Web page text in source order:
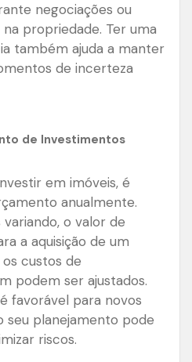
negociações ou
propriedade. Ter uma
também ajuda a manter
de incerteza
de Investimentos
em imóveis, é
anualmente.
o valor de
a aquisição de um
custos de
podem ser ajustados.
favorável para novos
seu planejamento pode
riscos.